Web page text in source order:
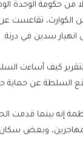
من حكومة الوحدة
الكوارث، تقاعست عن
انهيار سدين في درنة.
كيف أساءت
السلطة عن حماية
إنه بينما قدمت
وبعض سكان